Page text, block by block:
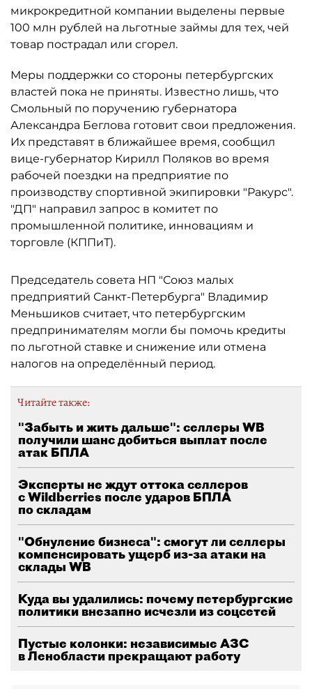
микрокредитной компании выделены первые
100 млн рублей на льготные займы для тех, чей
товар пострадал или сгорел.
Меры поддержки со стороны петербургских
властей пока не приняты. Известно лишь, что
Смольный по поручению губернатора
Александра Беглова готовит свои предложения.
Их представят в ближайшее время, сообщил
вице-губернатор Кирилл Поляков во время
рабочей поездки на предприятие по
производству спортивной экипировки "Ракурс".
"ДП" направил запрос в комитет по
промышленной политике, инновациям и
торговле (КППиТ).
Председатель совета НП "Союз малых
предприятий Санкт-Петербурга" Владимир
Меньшиков считает, что петербургским
предпринимателям могли бы помочь кредиты
по льготной ставке и снижение или отмена
налогов на определённый период.
Читайте также:
"Забыть и жить дальше": селлеры WB
получили шанс добиться выплат после
атак БПЛА
Эксперты не ждут оттока селлеров
с Wildberries после ударов БПЛА
по складам
"Обнуление бизнеса": смогут ли селлеры
компенсировать ущерб из-за атаки на
склады WB
Куда вы удалились: почему петербургские
политики внезапно исчезли из соцсетей
Пустые колонки: независимые АЗС
в Ленобласти прекращают работу